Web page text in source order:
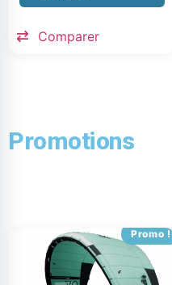
Comparer
Promotions
Promo !